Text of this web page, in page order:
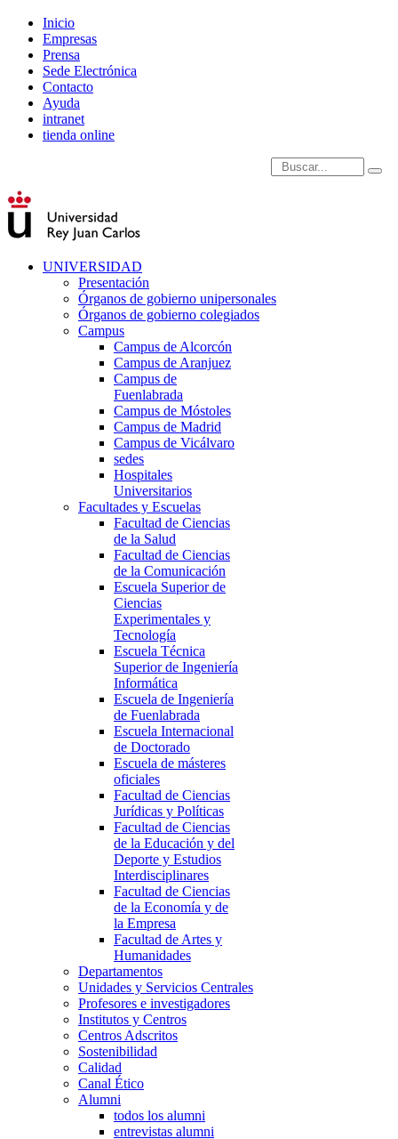
Inicio
Empresas
Prensa
Sede Electrónica
Contacto
Ayuda
intranet
tienda online
Introduce términos de
UNIVERSIDAD
Presentación
Órganos de gobierno unipersonales
Órganos de gobierno colegiados
Campus
Campus de Alcorcón
Campus de Aranjuez
Campus de
Fuenlabrada
Campus de Móstoles
Campus de Madrid
Campus de Vicálvaro
sedes
Hospitales
Universitarios
Facultades y Escuelas
Facultad de Ciencias
de la Salud
Facultad de Ciencias
de la Comunicación
Escuela Superior de
Ciencias
Experimentales y
Tecnología
Escuela Técnica
Superior de Ingeniería
Informática
Escuela de Ingeniería
de Fuenlabrada
Escuela Internacional
de Doctorado
Escuela de másteres
oficiales
Facultad de Ciencias
Jurídicas y Políticas
Facultad de Ciencias
de la Educación y del
Deporte y Estudios
Interdisciplinares
Facultad de Ciencias
de la Economía y de
la Empresa
Facultad de Artes y
Humanidades
Departamentos
Unidades y Servicios Centrales
Profesores e investigadores
Institutos y Centros
Centros Adscritos
Sostenibilidad
Calidad
Canal Ético
Alumni
todos los alumni
entrevistas alumni